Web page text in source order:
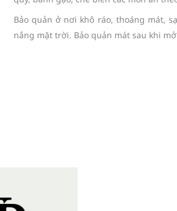
Bảo quản ở nơi khô ráo, thoáng mát,
nắng mặt trời. Bảo quản mát sau khi